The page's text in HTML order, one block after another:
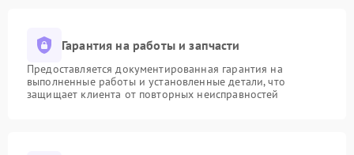
Гарантия на работы и запчасти
Предоставляется документированная гарантия на
выполненные работы и установленные детали, что
защищает клиента от повторных неисправностей